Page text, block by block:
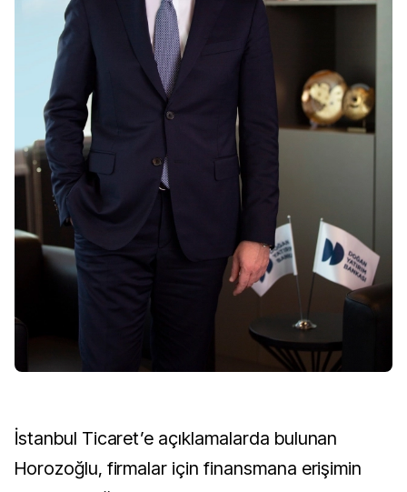
İstanbul Ticaret’e açıklamalarda bulunan
Horozoğlu, firmalar için finansmana erişimin